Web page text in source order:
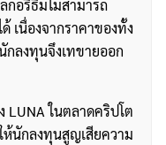
กอริธึมไม่สามารถ
เนื่องจากราคาของทั้ง
กลงทุนจึงเทขายออก
ในตลาดคริปโต
ห้นักลงทุนสูญเสียความ